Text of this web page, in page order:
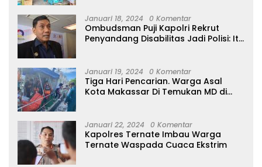
Januari 18, 2024 0 Komentar
Ombudsman Puji Kapolri Rekrut
Penyandang Disabilitas Jadi Polisi: Itu
Januari 19, 2024 0 Komentar
Tiga Hari Pencarian. Warga Asal
Kota Makassar Di Temukan MD di
Januari 22, 2024 0 Komentar
Kapolres Ternate Imbau Warga
Ternate Waspada Cuaca Ekstrim